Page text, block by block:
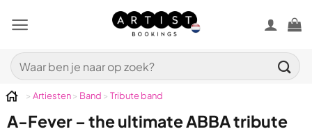
naar
Zoeken
naar:
> Artiesten> Band > Tribute band
A-Fever – the ultimate ABBA tribute